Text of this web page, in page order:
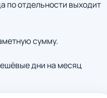
по отдельности выходит
сумму.
дни на месяц